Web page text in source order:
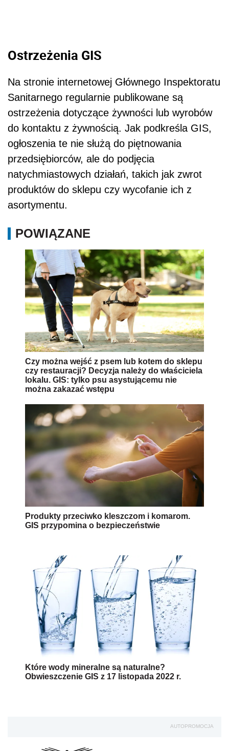
Ostrzeżenia GIS
Na stronie internetowej Głównego Inspektoratu
Sanitarnego regularnie publikowane są
ostrzeżenia dotyczące żywności lub wyrobów
do kontaktu z żywnością. Jak podkreśla GIS,
ogłoszenia te nie służą do piętnowania
przedsiębiorców, ale do podjęcia
natychmiastowych działań, takich jak zwrot
produktów do sklepu czy wycofanie ich z
asortymentu.
POWIĄZANE
Czy można wejść z psem lub kotem do sklepu
czy restauracji? Decyzja należy do właściciela
lokalu. GIS: tylko psu asystującemu nie
można zakazać wstępu
Produkty przeciwko kleszczom i komarom.
GIS przypomina o bezpieczeństwie
Które wody mineralne są naturalne?
Obwieszczenie GIS z 17 listopada 2022 r.
AUTOPROMOCJA